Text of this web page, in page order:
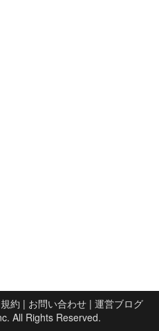
約 | お問い合わせ| 運営ブログ
All Rights Reserved.